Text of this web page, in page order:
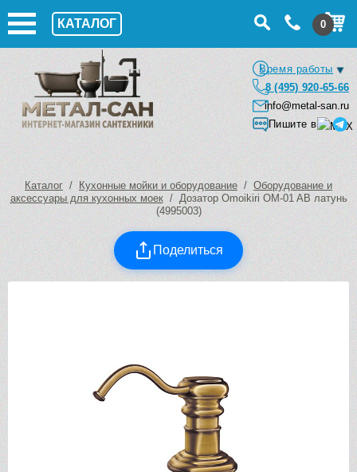
КАТАЛОГ 0
Время работы
8 (495) 920-65-66
info@metal-san.ru
Пишите в
Каталог / Кухонные мойки и оборудование / Оборудование и
аксессуары для кухонных моек/ Дозатор Omoikiri OM-01 AB латунь
(4995003)
Поделиться